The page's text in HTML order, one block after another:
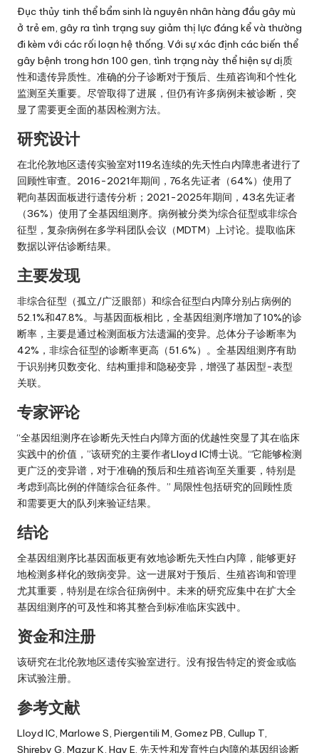
Đục thủy tinh thể bẩm sinh là nguyên nhân hàng đầu gây mù
ở trẻ em, gây ra tình trạng suy giảm thị lực đáng kể và thường
đi kèm với các rối loạn hệ thống. Với sự xác định các biến thể
gây bệnh trong hơn 100 gen, tình trạng này thể hiện sự dị质
性和遗传异质性。准确的分子诊断对于预后、生殖咨询和个性化
监测至关重要。尽管取得了进展，但仍有许多病例未被诊断，突
显了需要更全面的基因检测方法。
研究设计
在北伦敦地区遗传实验室对119名连续的先天性白内障患者进行了
回顾性审查。2016-2021年期间，76名先证者（64%）使用了
靶向基因面板进行遗传分析；2021-2025年期间，43名先证者
（36%）使用了全基因组测序。病例被分类为综合征型或非综合
征型，复杂病例在多学科团队会议（MDTM）上讨论。提取临床
数据以评估诊断结果。
主要发现
非综合征型（孤立/广泛眼部）和综合征型白内障分别占病例的
52.1%和47.8%。与基因面板相比，全基因组测序增加了10%的诊
断率，主要是通过检测面板方法遗漏的变异。总体分子诊断率为
42%，非综合征型的诊断率更高（51.6%）。全基因组测序有助
于识别拷贝数变化、结构重排和隐秘变异，增强了基因型-表型
关联。
专家评论
“全基因组测序在诊断先天性白内障方面的优越性突显了其在临床
实践中的价值，”该研究的主要作者Lloyd IC博士说。“它能够检测
更广泛的变异谱，对于准确的预后和生殖咨询至关重要，特别是
考虑到高比例的伴随综合征条件。” 局限性包括研究的回顾性质
和需要更大的队列来验证结果。
结论
全基因组测序比基因面板更有效地诊断先天性白内障，能够更好
地检测多样化的致病变异。这一进展对于预后、生殖咨询和管理
尤其重要，特别是在综合征病例中。未来的研究应集中在扩大全
基因组测序的可及性和将其整合到标准临床实践中。
资金和注册
该研究在北伦敦地区遗传实验室进行。没有报告特定的资金或临
床试验注册。
参考文献
Lloyd IC, Marlowe S, Piergentili M, Gomez PB, Cullup T,
Shireby G, Mazur K, Hay E. 先天性和发育性白内障的基因组诊断